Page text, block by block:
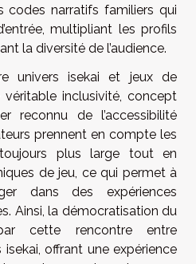
codes narratifs familiers qui
multipliant les profils
la diversité de l’audience.
univers isekai et jeux de
inclusivité, concept
reconnu de l’accessibilité
prennent en compte les
plus large tout en
de jeu, ce qui permet à
dans des expériences
Ainsi, la démocratisation du
cette rencontre entre
offrant une expérience